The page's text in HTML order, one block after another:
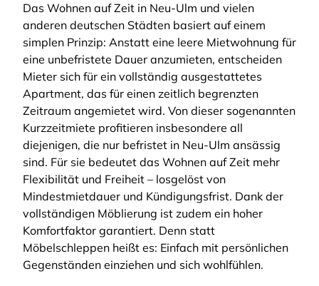
Das Wohnen auf Zeit in Neu-Ulm und vielen
anderen deutschen Städten basiert auf einem
simplen Prinzip: Anstatt eine leere Mietwohnung für
eine unbefristete Dauer anzumieten, entscheiden
Mieter sich für ein vollständig ausgestattetes
Apartment, das für einen zeitlich begrenzten
Zeitraum angemietet wird. Von dieser sogenannten
Kurzzeitmiete profitieren insbesondere all
diejenigen, die nur befristet in Neu-Ulm ansässig
sind. Für sie bedeutet das Wohnen auf Zeit mehr
Flexibilität und Freiheit – losgelöst von
Mindestmietdauer und Kündigungsfrist. Dank der
vollständigen Möblierung ist zudem ein hoher
Komfortfaktor garantiert. Denn statt
Möbelschleppen heißt es: Einfach mit persönlichen
Gegenständen einziehen und sich wohlfühlen.